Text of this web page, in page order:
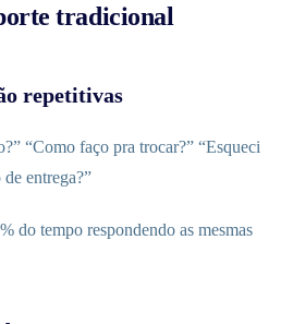
tradicional
repetitivas
“Como faço pra trocar?” “Esqueci
entrega?”
do tempo respondendo as mesmas